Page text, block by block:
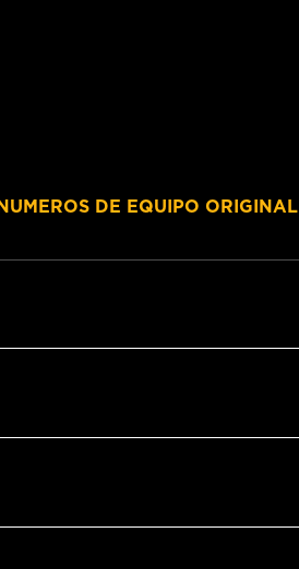
DE EQUIPO ORIGINAL